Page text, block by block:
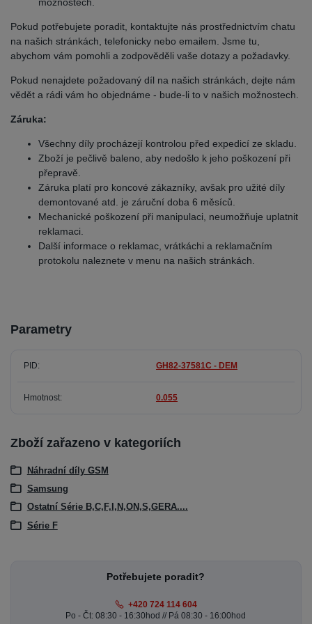
Pokud potřebujete poradit, kontaktujte nás prostřednictvím chatu
na našich stránkách, telefonicky nebo emailem. Jsme tu,
abychom vám pomohli a zodpověděli vaše dotazy a požadavky.
Pokud nenajdete požadovaný díl na našich stránkách, dejte nám
vědět a rádi vám ho objednáme - bude-li to v našich možnostech.
Záruka:
Všechny díly procházejí kontrolou před expedicí ze skladu.
Zboží je pečlivě baleno, aby nedošlo k jeho poškození při
přepravě.
Záruka platí pro koncové zákazníky, avšak pro užité díly
demontované atd. je záruční doba 6 měsíců.
Mechanické poškození při manipulaci, neumožňuje uplatnit
reklamaci.
Další informace o reklamac, vrátkáchi a reklamačním
protokolu naleznete v menu na našich stránkách.
Parametry
PID GH82-37581C - DEM
Hmotnost 0.055
Zboží zařazeno v kategoriích
Náhradní díly GSM
Samsung
Ostatní Série B,C,F,I,N,ON,S,GERA....
Série F
Potřebujete poradit?
+420 724 114 604
Po - Čt: 08:30 - 16:30hod // Pá 08:30 - 16:00hod